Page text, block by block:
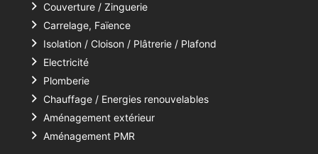
Couverture / Zinguerie
Carrelage, Faïence
Isolation / Cloison / Plâtrerie / Plafond
Electricité
Plomberie
Chauffage / Energies renouvelables
Aménagement extérieur
Aménagement PMR